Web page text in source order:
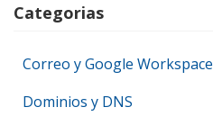
Categorias
Correo y Google Workspace
Dominios y DNS